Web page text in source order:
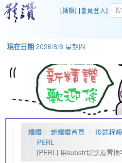
[精讚] [會員登入]
現在日期 2026/8/6 星期四
精讚 新精讚首頁
後端程設
PERL
[PERL] 用substr切割及置換